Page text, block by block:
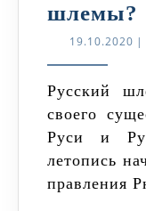
шлемы?
у
19.10.2020 |
Русский шлем на протяжении всего
своего
Руси и
летопись
правления